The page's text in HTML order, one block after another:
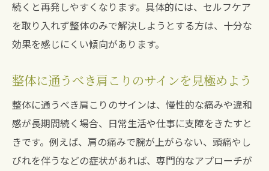
続くと再発しやすくなります。具体的には、セルフケア
を取り入れず整体のみで解決しようとする方は、十分な
効果を感じにくい傾向があります。
整体に通うべき肩こりのサインを見極めよう
整体に通うべき肩こりのサインは、慢性的な痛みや違和
感が長期間続く場合、日常生活や仕事に支障をきたすと
きです。例えば、肩の痛みで腕が上がらない、頭痛やし
びれを伴うなどの症状があれば、専門的なアプローチが